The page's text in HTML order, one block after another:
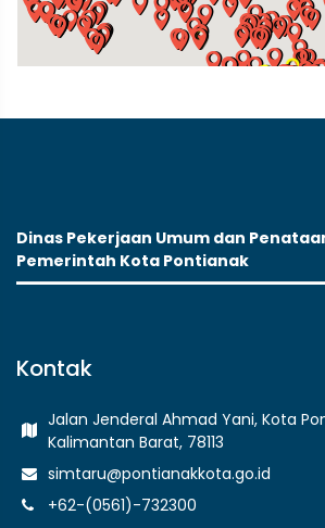
Dinas Pekerjaan Umum dan
Pemerintah Kota Pontianak
Kontak
Jalan Jenderal Ahmad Yani, Kota
Kalimantan Barat, 78113
simtaru@pontianakkota.go.id
+62-(0561)-732300